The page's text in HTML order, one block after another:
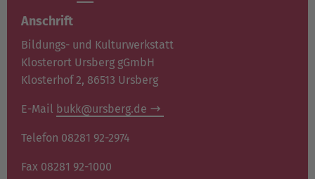
Anschrift
Bildungs- und Kulturwerkstatt
Klosterort Ursberg gGmbH
Klosterhof 2, 86513 Ursberg
E-Mail bukk@ursberg.de
Telefon 08281 92-2974
Fax 08281 92-1000